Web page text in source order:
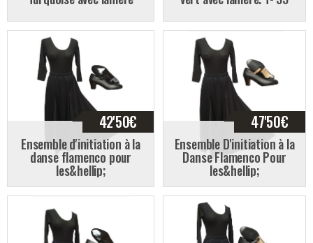
42'50€
Ensemble d'initiation à la
danse flamenco pour
les&hellip;
47'50€
Ensemble D'initiation à la
Danse Flamenco Pour
les&hellip;